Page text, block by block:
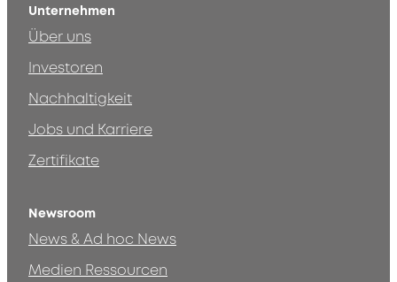
Unternehmen
Über uns
Investoren
Nachhaltigkeit
Jobs und Karriere
Zertifikate
Newsroom
News & Ad hoc News
Medien Ressourcen